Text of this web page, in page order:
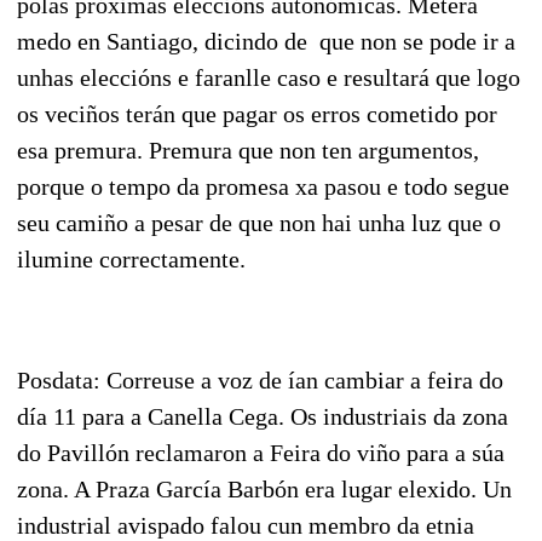
medo en Santiago, dicindo de que non se pode ir a
unhas eleccións e faranlle caso e resultará que logo
os veciños terán que pagar os erros cometido por
esa premura. Premura que non ten argumentos,
porque o tempo da promesa xa pasou e todo segue
seu camiño a pesar de que non hai unha luz que o
ilumine correctamente.
Posdata: Correuse a voz de ían cambiar a feira do
día 11 para a Canella Cega. Os industriais da zona
do Pavillón reclamaron a Feira do viño para a súa
zona. A Praza García Barbón era lugar elexido. Un
industrial avispado falou cun membro da etnia